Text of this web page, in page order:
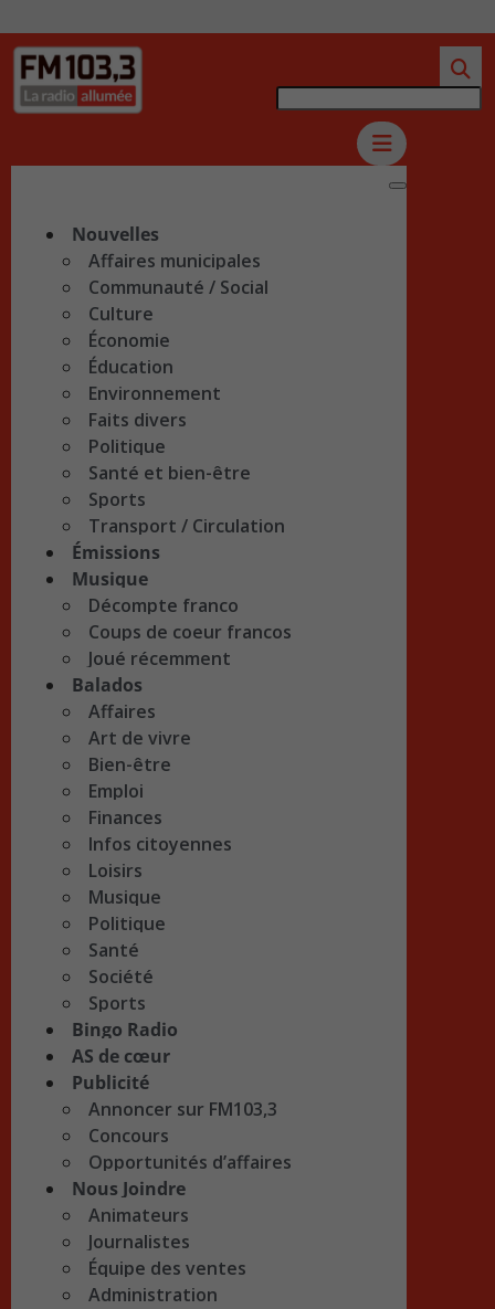
Nouvelles
Affaires municipales
Communauté / Social
Culture
Économie
Éducation
Environnement
Faits divers
Politique
Santé et bien-être
Sports
Transport / Circulation
Émissions
Musique
Décompte franco
Coups de coeur francos
Joué récemment
Balados
Affaires
Art de vivre
Bien-être
Emploi
Finances
Infos citoyennes
Loisirs
Musique
Politique
Santé
Société
Sports
Bingo Radio
AS de cœur
Publicité
Annoncer sur FM103,3
Concours
Opportunités d’affaires
Nous Joindre
Animateurs
Journalistes
Équipe des ventes
Administration